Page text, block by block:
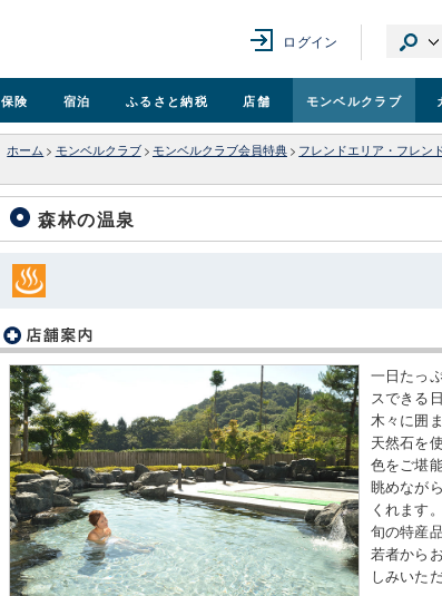
ログイン
保険 宿泊 ふるさと納税 店舗 モンベルクラブ
ホーム > モンベルクラブ > モンベルクラブ会員特典 > フレンドエリア・フレン
森林の温泉
一日たっ
スできる
木々に囲
天然石を
色をご堪
眺めなが
くれます
旬の特産
若者から
しみいた